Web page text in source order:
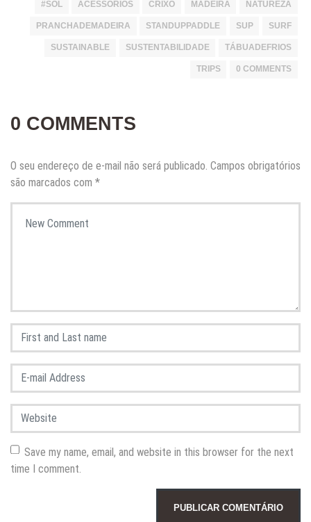
#SOL ACESSORIOS CRIXO MADEIRA NATUREZA
PRANCHADEMADEIRA STANDUPPADDLE SUP SURF
SUSTAINABLE SUSTENTABILIDADE TÁBUADEFRIOS
TRIPS 0 COMMENTS
0 COMMENTS
O seu endereço de e-mail não será publicado. Campos obrigatórios
são marcados com *
First and Last name
E-mail Address
Website
Save my name, email, and website in this browser for the next
time I comment.